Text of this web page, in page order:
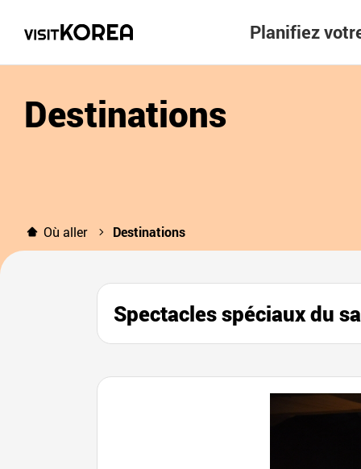
Planifiez
Destinations
Où aller Destinations
Spectacles spéciaux du